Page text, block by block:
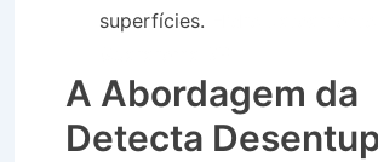
superfícies.
A Abordagem da
Detecta